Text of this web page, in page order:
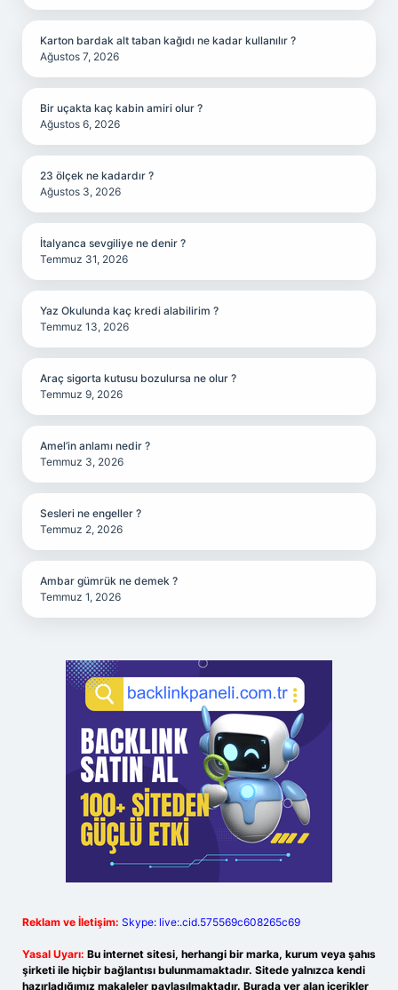
Karton bardak alt taban kağıdı ne kadar kullanılır ?
Ağustos 7, 2026
Bir uçakta kaç kabin amiri olur ?
Ağustos 6, 2026
23 ölçek ne kadardır ?
Ağustos 3, 2026
İtalyanca sevgiliye ne denir ?
Temmuz 31, 2026
Yaz Okulunda kaç kredi alabilirim ?
Temmuz 13, 2026
Araç sigorta kutusu bozulursa ne olur ?
Temmuz 9, 2026
Amel’in anlamı nedir ?
Temmuz 3, 2026
Sesleri ne engeller ?
Temmuz 2, 2026
Ambar gümrük ne demek ?
Temmuz 1, 2026
Reklam ve İletişim: Skype: live:.cid.575569c608265c69
Yasal Uyarı: Bu internet sitesi, herhangi bir marka, kurum veya şahıs
şirketi ile hiçbir bağlantısı bulunmamaktadır. Sitede yalnızca kendi
hazırladığımız makaleler paylaşılmaktadır. Burada yer alan içerikler